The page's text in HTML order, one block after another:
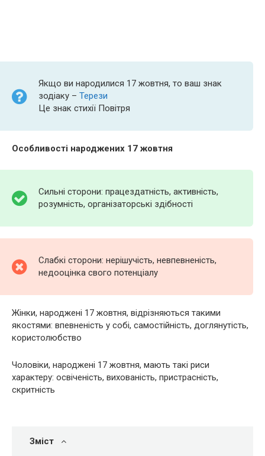
Якщо ви народилися 17 жовтня, то ваш знак
зодіаку – Терези
Це знак стихії Повітря
Особливості народжених 17 жовтня
Сильні сторони: працездатність, активність,
розумність, організаторські здібності
Слабкі сторони: нерішучість, невпевненість,
недооцінка свого потенціалу
Жінки, народжені 17 жовтня, відрізняються такими
якостями: впевненість у собі, самостійність, доглянутість,
користолюбство
Чоловіки, народжені 17 жовтня, мають такі риси
характеру: освіченість, вихованість, пристрасність,
скритність
Зміст